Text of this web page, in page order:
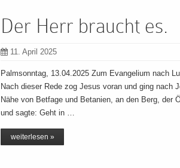
Der Herr braucht es.
11. April 2025
Palmsonntag, 13.04.2025 Zum Evangelium nach
Nach dieser Rede zog Jesus voran und ging
Nähe von Betfage und Betanien, an den Berg,
und sagte: Geht in …
weiterlesen »